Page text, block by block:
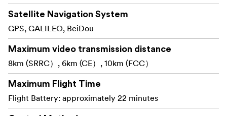
til ca. 23 minutters flyvning, mens pakken med
højkapacitetsbatteri når op til ca. 36 minutter. En
opladningshub kan flytte resterende strøm fra flere
batterier til det med den højeste opladning.
Vision-briller, tekniske data -Brillerne vejer ca.
340 g uden batteri og bruger Pancake-optik med
90° synsfelt, 2560×2560 opløsning pr. øje og
dioptri-justering fra +2D til -5D, med certificering
Satellite Navigation System
GPS, GALILEO, BeiDou
Maximum video transmission distance
8km (SRRC）, 6km (CE）, 10km (FCC）
Maximum Flight Time
Flight Battery: approximately 22 minutes